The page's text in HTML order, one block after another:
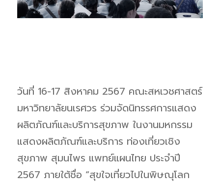
วันที่ 16-17 สิงหาคม 2567 คณะสหเวชศาสตร์
มหาวิทยาลัยนเรศวร ร่วมจัดนิทรรศการแสดง
ผลิตภัณฑ์และบริการสุขภาพ ในงานมหกรรม
แสดงผลิตภัณฑ์และบริการ ท่องเที่ยวเชิง
สุขภาพ สุมนไพร แพทย์แผนไทย ประจําปี
2567 ภายใต้ชื่อ “สุขใจเที่ยวไปในพิษณุโลก